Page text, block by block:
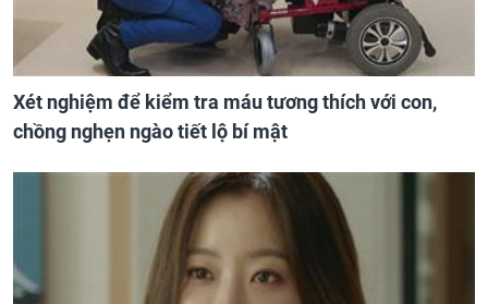
Xét nghiệm để kiểm tra máu tương thích với con,
chồng nghẹn ngào tiết lộ bí mật